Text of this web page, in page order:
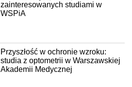
zainteresowanych studiami w
WSPiA
Przyszłość w ochronie wzroku:
studia z optometrii w Warszawskiej
Akademii Medycznej